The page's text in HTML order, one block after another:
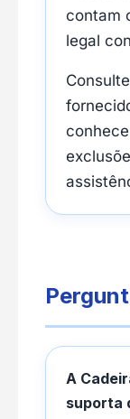
contam
legal
A
suporta